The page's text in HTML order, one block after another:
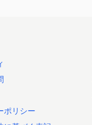
ポリシー